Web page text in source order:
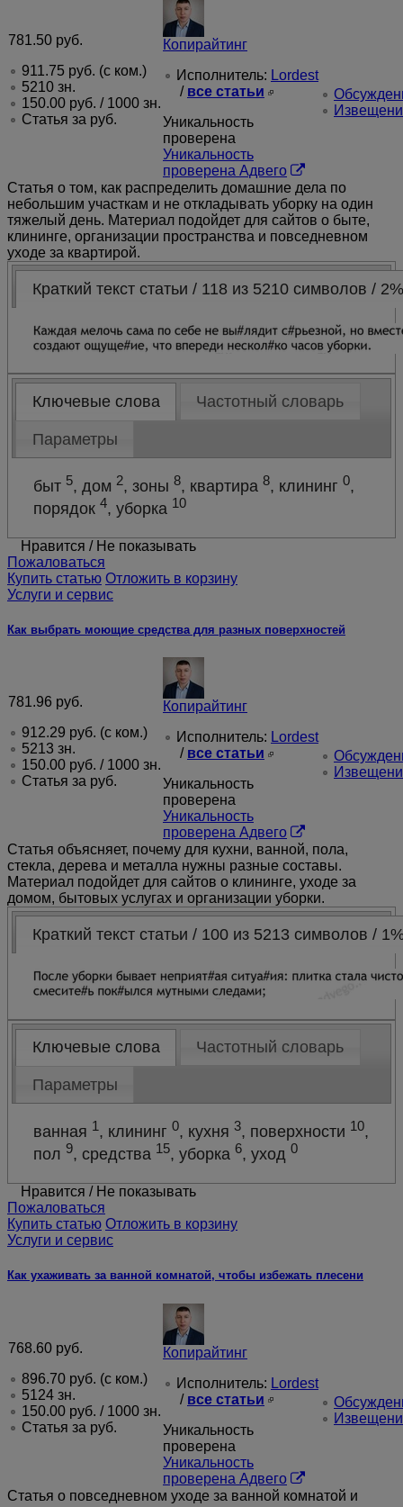
781.50 руб.
911.75 руб. (с ком.)
5210 зн.
150.00 руб. / 1000 зн.
Статья за руб.
Копирайтинг
Исполнитель: Lordest
/ все статьи
Уникальность
проверена
Уникальность
проверена Адвего
Статья о том, как распределить домашние дела по
небольшим участкам и не откладывать уборку на один
тяжелый день. Материал подойдет для сайтов о быте,
клининге, организации пространства и повседневном
уходе за квартирой.
Краткий текст статьи / 118 из 5210 символов / 2%
Ключевые слова Частотный словарь
Параметры
быт 5, дом2, зоны8, квартира8, клининг0,
порядок4, уборка 10
Нравится / Не показывать
Пожаловаться
Купить статью Отложить в корзину
Услуги и сервис
Как выбрать моющие средства для разных поверхностей
781.96 руб.
912.29 руб. (с ком.)
5213 зн.
150.00 руб. / 1000 зн.
Статья за руб.
Копирайтинг
Исполнитель: Lordest
/ все статьи
Уникальность
проверена
Уникальность
проверена Адвего
Статья объясняет, почему для кухни, ванной, пола,
стекла, дерева и металла нужны разные составы.
Материал подойдет для сайтов о клининге, уходе за
домом, бытовых услугах и организации уборки.
Краткий текст статьи / 100 из 5213 символов /
Ключевые слова Частотный словарь
Параметры
ванная 1, клининг0, кухня3, поверхности 10,
пол 9, средства 15, уборка6, уход0
Нравится / Не показывать
Пожаловаться
Купить статью Отложить в корзину
Услуги и сервис
Как ухаживать за ванной комнатой, чтобы избежать плесени
768.60 руб.
896.70 руб. (с ком.)
5124 зн.
150.00 руб. / 1000 зн.
Статья за руб.
Копирайтинг
Исполнитель: Lordest
/ все статьи
Уникальность
проверена
Уникальность
проверена Адвего
Статья о повседневном уходе за ванной комнатой и